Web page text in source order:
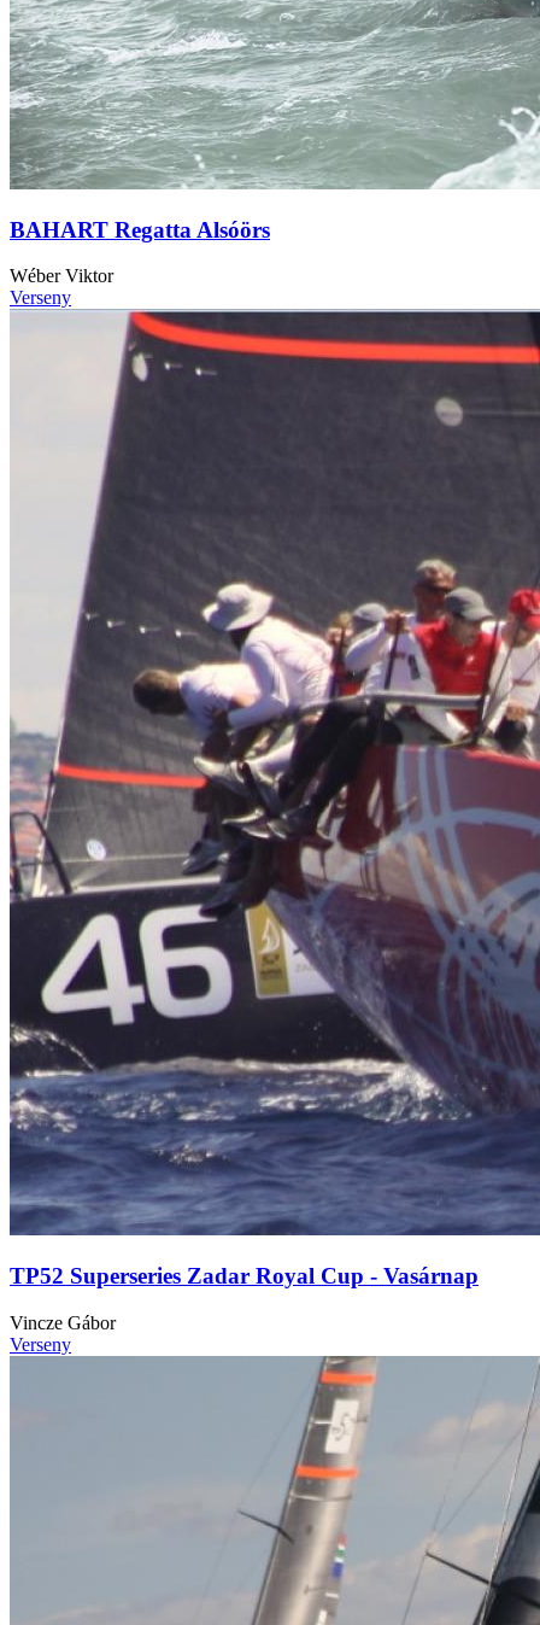
BAHART Regatta Alsóörs
Wéber Viktor
Verseny
TP52 Superseries Zadar Royal Cup - Vasárnap
Vincze Gábor
Verseny